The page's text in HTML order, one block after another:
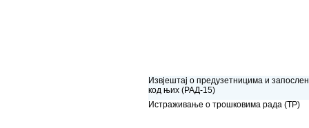
Извјештај о предузетницима и
код њих (РАД-15)
Истраживање о трошковима рада (ТР)